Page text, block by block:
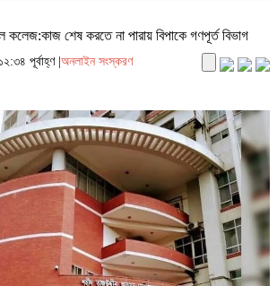
শেষ করতে না পারায় বিপাকে গণপূর্ত বিভাগ
পূর্বাহ্ণ | অনলাইন সংস্করণ